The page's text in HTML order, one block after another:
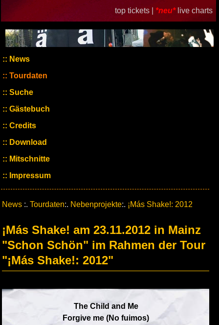
top tickets | *neu* live charts
News
Tourdaten
Suche
Gästebuch
Credits
Download
Mitschnitte
Impressum
News :. Tourdaten:. Nebenprojekte:. ¡Más Shake!: 2012
¡Más Shake! am 23.11.2012 in Mainz
"Schon Schön" im Rahmen der Tour
"¡Más Shake!: 2012"
The Child and Me
Forgive me (No fuimos)